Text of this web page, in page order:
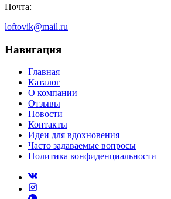
Почта:
loftovik@mail.ru
Навигация
Главная
Каталог
О компании
Отзывы
Новости
Контакты
Идеи для вдохновения
Часто задаваемые вопросы
Политика конфиденциальности